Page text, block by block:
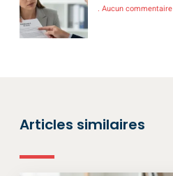
Aucun commentaire
Articles similaires